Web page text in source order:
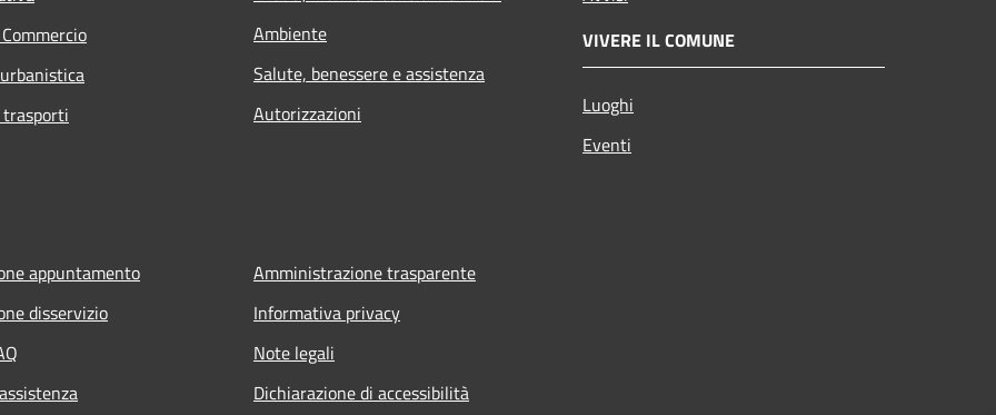
Ambiente
Salute, benessere e assistenza
Autorizzazioni
VIVERE IL COMUNE
Luoghi
Eventi
appuntamento
disservizio
Amministrazione trasparente
Informativa privacy
Note legali
Dichiarazione di accessibilità